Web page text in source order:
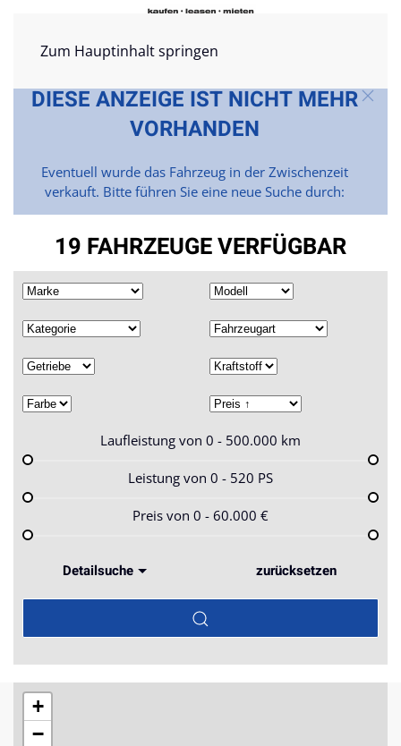
Zum Hauptinhalt springen
DIESE ANZEIGE IST NICHT MEHR
VORHANDEN
Eventuell wurde das Fahrzeug in der Zwischenzeit
verkauft. Bitte führen Sie eine neue Suche durch:
19 FAHRZEUGE VERFÜGBAR
Laufleistung von 0 - 500.000 km
Leistung von 0 - 520 PS
Preis von 0 - 60.000 €
Detailsuche zurücksetzen
+
−